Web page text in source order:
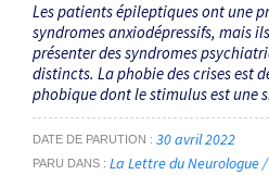
Les patients épileptiques ont une
syndromes anxiodépressifs, mais
présenter des syndromes
distincts. La phobie des crises est
phobique dont le stimulus est une
DATE DE PARUTION 30 avril 2022
PARU DANS La Lettre du Neurologue